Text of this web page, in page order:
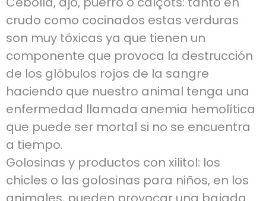
crudo como cocinados estas verduras
son muy tóxicas ya que tienen un
componente que provoca la destrucción
de los glóbulos rojos de la sangre
haciendo que nuestro animal tenga una
enfermedad llamada anemia hemolítica
que puede ser mortal si no se encuentra
a tiempo.
Golosinas y productos con xilitol: los
chicles o las golosinas para niños, en los